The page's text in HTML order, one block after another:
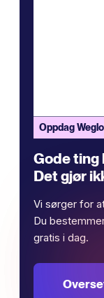
Oppdag
Gode ​​ting
Det gjør
Vi sørger for
Du
gratis i dag.